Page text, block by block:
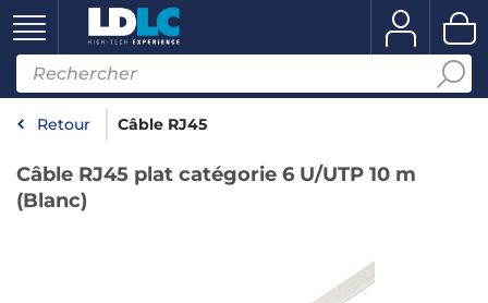
Retour Câble RJ45
Câble RJ45 plat catégorie 6 U/UTP 10 m
(Blanc)